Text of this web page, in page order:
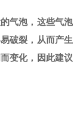
气泡，这些气泡
破裂，从而产生
变化，因此建议